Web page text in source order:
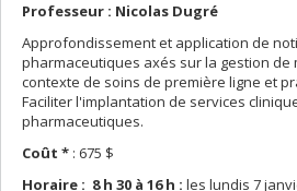
Professeur : Nicolas Dugré
Approfondissement et application de
pharmaceutiques axés sur la gestion de
contexte de soins de première ligne et
Faciliter l'implantation de services
pharmaceutiques.
Coût * : 675 $
Horaire : 8 h 30 à 16 h : les lundis 7